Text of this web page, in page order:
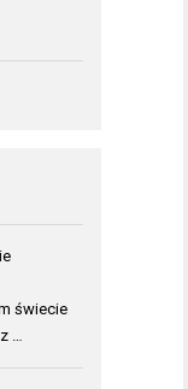
świecie
…